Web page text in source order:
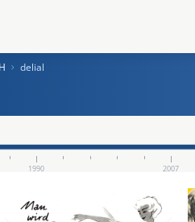
delial
1990 2007